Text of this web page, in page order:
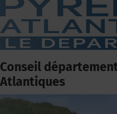
Conseil
Atlantiques